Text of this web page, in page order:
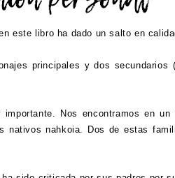
este libro ha dado un salto en
principales y dos
Nos encontramos en
nativos nahkoia. Dos de estas